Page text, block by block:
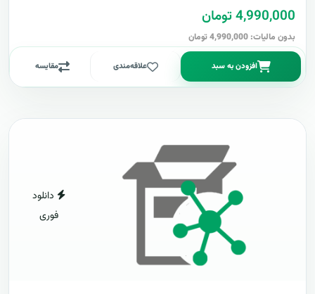
4,990,000 تومان
بدون مالیات: 4,990,000 تومان
افزودن به سبد علاقه‌مندی مقایسه
دانلود
فوری